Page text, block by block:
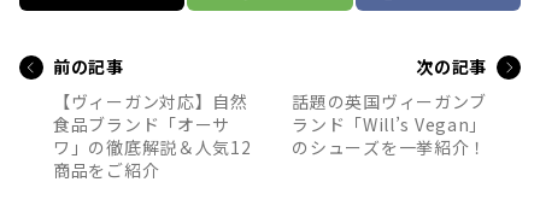
前の記事
【ヴィーガン対応】自然
食品ブランド「オーサ
ワ」の徹底解説＆人気12
商品をご紹介
次の記事
話題の英国ヴィーガンブ
ランド「Will’s Vegan」
のシューズを一挙紹介！